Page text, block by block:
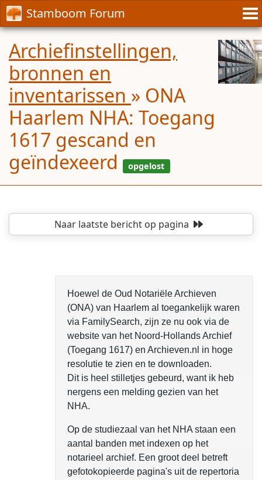
Stamboom Forum
Archiefinstellingen,
bronnen en
inventarissen » ONA
Haarlem NHA: Toegang
1617 gescand en
geïndexeerd
Naar laatste berichtop pagina
Hoewel de Oud Notariële Archieven
(ONA) van Haarlem al toegankelijk waren
via FamilySearch, zijn ze nu ook via de
website van het Noord-Hollands Archief
(Toegang 1617) en Archieven.nl in hoge
resolutie te zien en te downloaden.
Dit is heel stilletjes gebeurd, want ik heb
nergens een melding gezien van het
NHA.
Op de studiezaal van het NHA staan een
aantal banden met indexen op het
notarieel archief. Een groot deel betreft
gefotokopieerde pagina's uit de repertoria